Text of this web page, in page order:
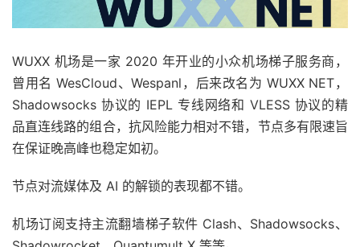
WUXX 机场是一家 2020 年开业的小众机场梯子服务商，
曾用名 WesCloud、Wespanl，后来改名为 WUXX NET，
Shadowsocks 协议的 IEPL 专线网络和 VLESS 协议的精
品直连线路的组合，抗风险能力相对不错，节点多有限速旨
在保证晚高峰也稳定如初。
节点对流媒体及 AI 的解锁的表现都不错。
机场订阅支持主流翻墙梯子软件 Clash、Shadowsocks、